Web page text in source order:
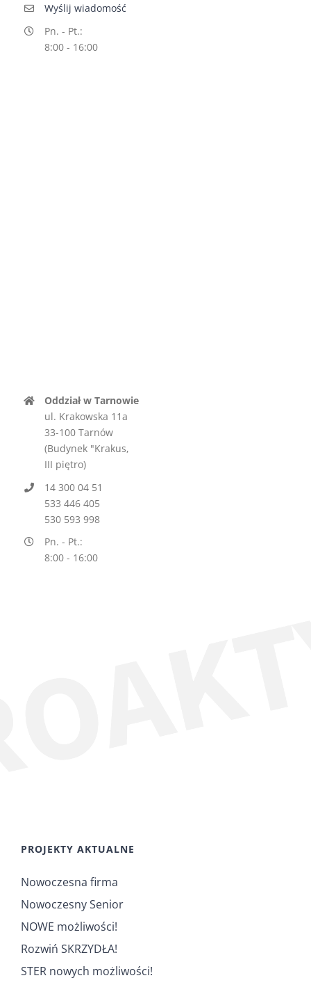
Wyślij wiadomość
Pn. - Pt.:
8:00 - 16:00
Oddział w Tarnowie
ul. Krakowska 11a
33-100 Tarnów
(Budynek "Krakus,
III piętro)
14 300 04 51
533 446 405
530 593 998
Pn. - Pt.:
8:00 - 16:00
PROJEKTY AKTUALNE
Nowoczesna firma
Nowoczesny Senior
NOWE możliwości!
Rozwiń SKRZYDŁA!
STER nowych możliwości!